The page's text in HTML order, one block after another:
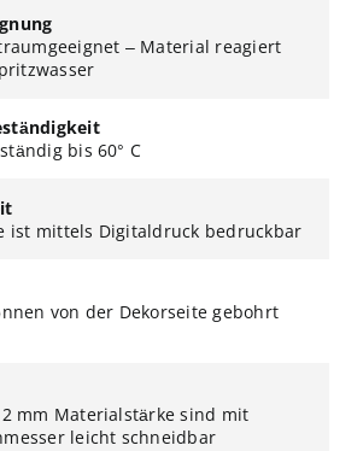
– Material reagiert
bis 60° C
ist mittels Digitaldruck bedruckbar
von der Dekorseite gebohrt
mm Materialstärke sind mit
leicht schneidbar